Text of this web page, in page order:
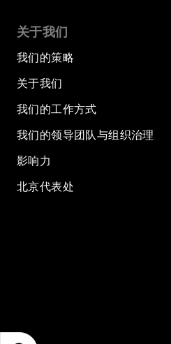
关于我们
我们的策略
关于我们
我们的工作方式
我们的领导团队与组织治理
影响力
北京代表处